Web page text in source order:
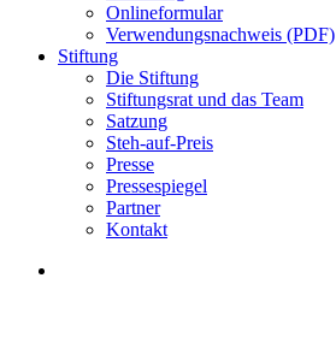
Onlineformular
Verwendungsnachweis (PDF)
Stiftung
Die Stiftung
Stiftungsrat und das Team
Satzung
Steh-auf-Preis
Presse
Pressespiegel
Partner
Kontakt